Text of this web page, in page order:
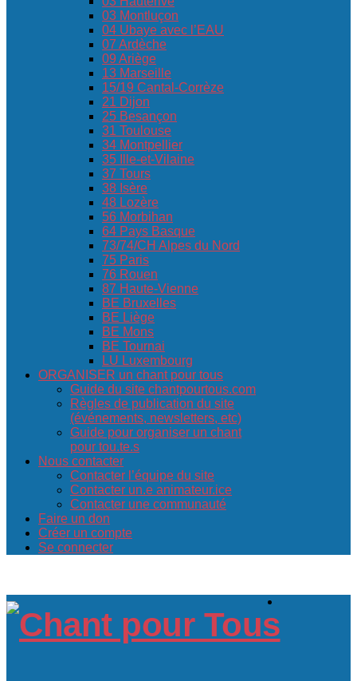
03 Montluçon
04 Ubaye avec l’EAU
07 Ardèche
09 Ariège
13 Marseille
15/19 Cantal-Corrèze
21 Dijon
25 Besançon
31 Toulouse
34 Montpellier
35 Ille-et-Vilaine
37 Tours
38 Isère
48 Lozère
56 Morbihan
64 Pays Basque
73/74/CH Alpes du Nord
75 Paris
76 Rouen
87 Haute-Vienne
BE Bruxelles
BE Liège
BE Mons
BE Tournai
LU Luxembourg
ORGANISER un chant pour tous
Guide du site chantpourtous.com
Règles de publication du site
(événements, newsletters, etc)
Guide pour organiser un chant
pour tou.te.s
Nous contacter
Contacter l’équipe du site
Contacter un.e animateur.ice
Contacter une communauté
Faire un don
Créer un compte
Se connecter